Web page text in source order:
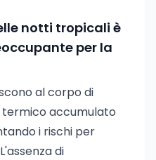
notti tropicali è
per la
al corpo di
accumulato
i rischi per
di